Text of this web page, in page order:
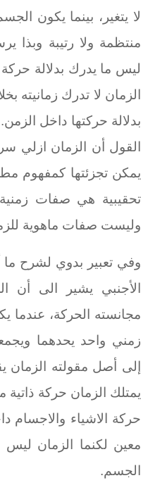
لا يتغير، بينما يكون
منتظمة ولا رتيبة
ليس ما يدرك بدلالة
الزمان لا تدرك زمانيته
بدلالة حركتها داخل
القول أن الزمان ازلي
يمكن تجزئتها كمفهوم
تحقيبية هي صفات زمنية
وليست صفات ماهوية
وفي تعبير بدوي لشرح ما
الأجنبي يشير الى أن
مجانسته الحركة،
زمني واحد يحدهما
إلى أصل مقولته الزمان
يمتلك الزمان حركة ذاتية
حركة الاشياء والاجسام
معين لكنما الزمان ليس
الجسم.